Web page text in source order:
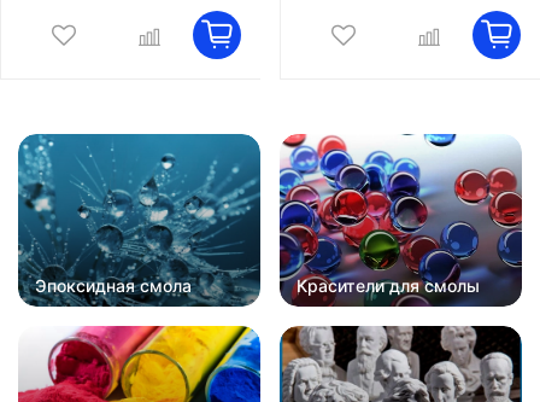
Эпоксидная смола Красители для смолы